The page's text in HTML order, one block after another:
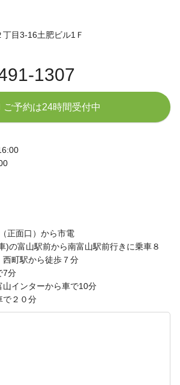
目3-16土肥ビル1Ｆ
1307
ご予約は24時間受付中
正面口）から市電
)の富山駅前から南富山駅前行きに乗車８
町駅から徒歩７分
7分
山インターから車で10分
で２０分